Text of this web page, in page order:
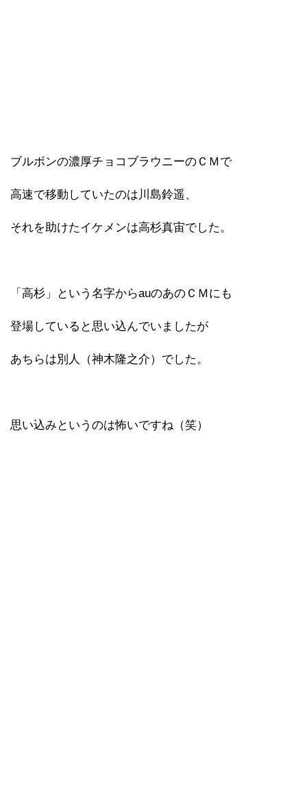
ブルボンの濃厚チョコブラウニーのＣＭで
高速で移動していたのは川島鈴遥、
それを助けたイケメンは高杉真宙でした。
「高杉」という名字からauのあのＣＭにも
登場していると思い込んでいましたが
あちらは別人（神木隆之介）でした。
思い込みというのは怖いですね（笑）